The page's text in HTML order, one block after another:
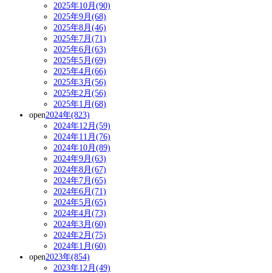
2025年10月(90)
2025年9月(68)
2025年8月(46)
2025年7月(71)
2025年6月(63)
2025年5月(69)
2025年4月(66)
2025年3月(56)
2025年2月(56)
2025年1月(68)
open2024年(823)
2024年12月(59)
2024年11月(76)
2024年10月(89)
2024年9月(63)
2024年8月(67)
2024年7月(65)
2024年6月(71)
2024年5月(65)
2024年4月(73)
2024年3月(60)
2024年2月(75)
2024年1月(60)
open2023年(854)
2023年12月(49)